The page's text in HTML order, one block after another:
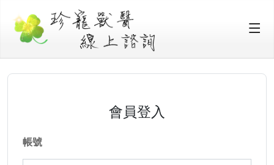
會員登入
帳號